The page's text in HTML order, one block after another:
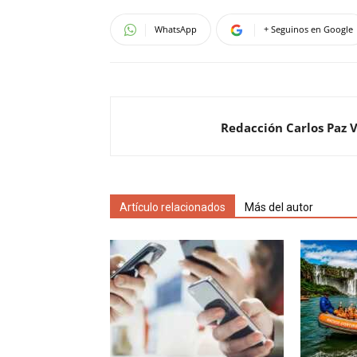
WhatsApp + Seguinos en Google
Redacción Carlos Paz
Artículo relacionados Más del autor